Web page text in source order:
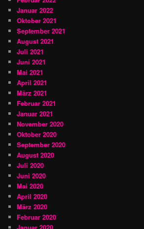
Januar 2022
Oktober 2021
September 2021
August 2021
Juli 2021
Juni 2021
Mai 2021
April 2021
März 2021
Februar 2021
Januar 2021
November 2020
Oktober 2020
September 2020
August 2020
Juli 2020
Juni 2020
Mai 2020
April 2020
März 2020
Februar 2020